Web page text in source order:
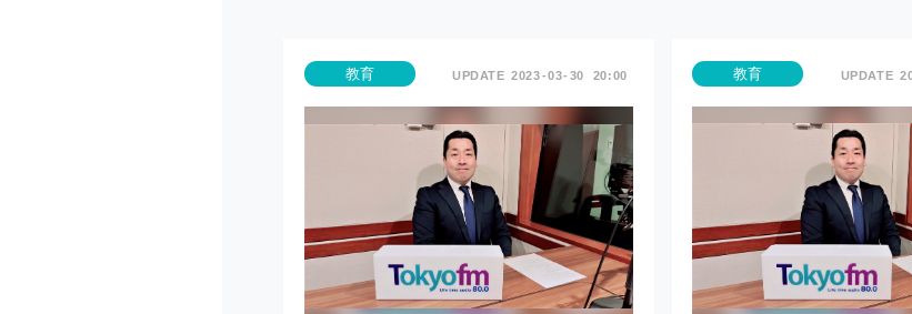
教育 2023 03 30 20:00 教育